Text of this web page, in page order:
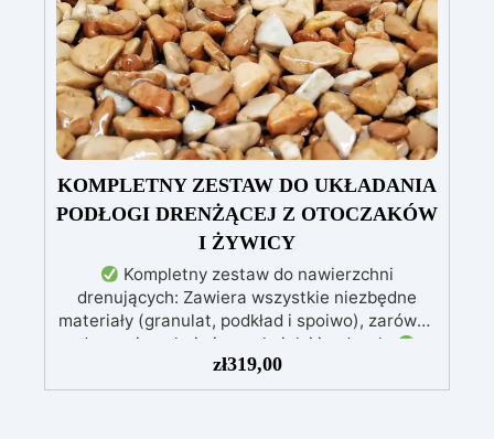
pozbawione niedoskonałości nawet na
ciemniejszych żelkotach, które mogą sprawiać
więcej trudności.
KOMPLETNY ZESTAW DO UKŁADANIA
PODŁOGI DRENŻĄCEJ Z OTOCZAKÓW
I ŻYWICY
Kompletny zestaw do nawierzchni
drenujących: Zawiera wszystkie niezbędne
materiały (granulat, podkład i spoiwo), zarówno
do powierzchni pieszych, jak i jezdnych.
Łatwy w aplikacji: Szczegółowe instrukcje
zapewniają doskonałe rezultaty, nawet bez
zł319,00